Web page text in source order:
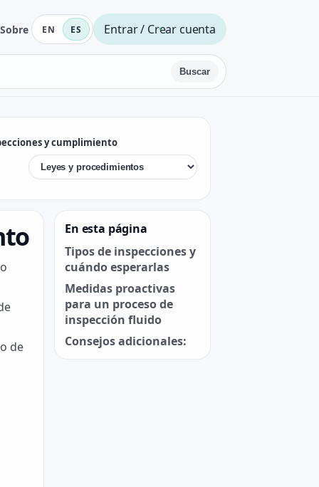
Sobre EN ES Entrar / Crear cuenta
Buscar
y cumplimiento
de
En esta página
Tipos de inspecciones y
cuándo esperarlas
Medidas proactivas
para un proceso de
inspección fluido
Consejos adicionales: